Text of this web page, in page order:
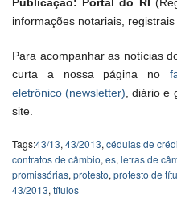
informações notariais,
Para acompanhar as notícias
curta a nossa página no
eletrônico (newsletter) , diário e
site.
Tags:43/13, 43/2013, cédulas de
contratos de câmbio, es, letras de
promissórias, protesto, protesto de
43/2013, títulos